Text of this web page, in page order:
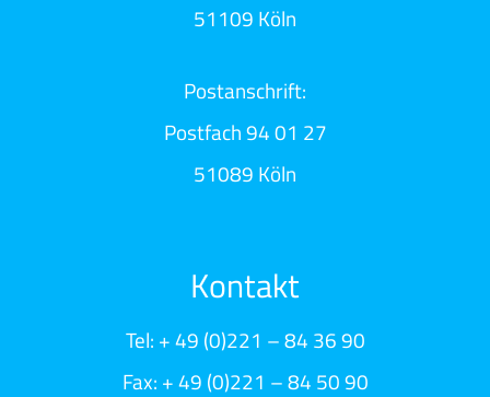
51109 Köln
Postanschrift:
Postfach 94 01 27
51089 Köln
Kontakt
Tel: + 49 (0)221 – 84 36 90
Fax: + 49 (0)221 – 84 50 90